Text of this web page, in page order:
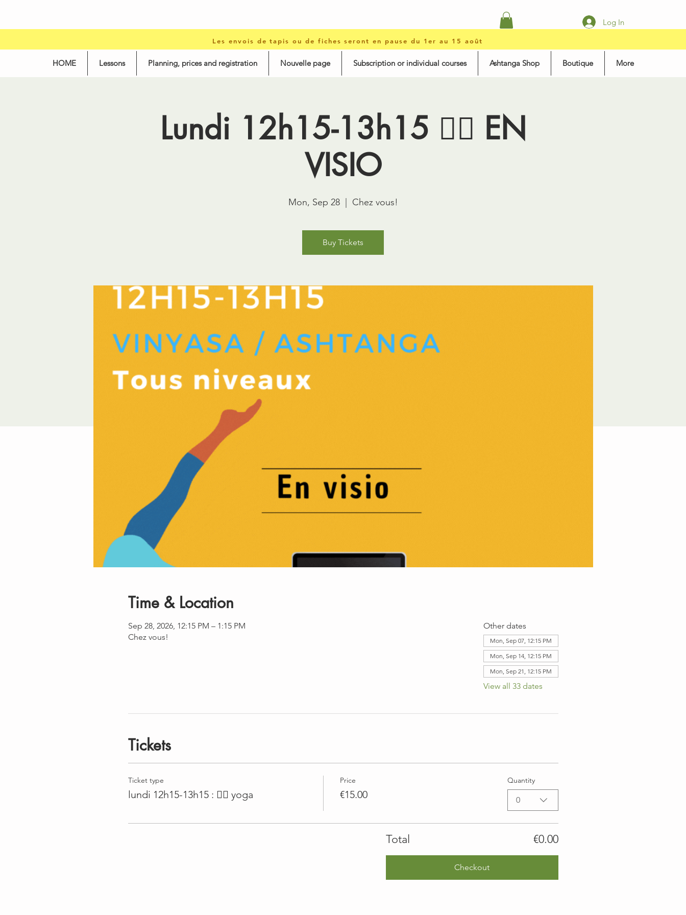
Log In
Les envois de tapis ou de fiches seront en pause du 1er au 15 août
HOME Lessons Planning, prices and registration Nouvelle page Subscription or individual courses Ashtanga Shop Boutique More
Lundi 12h15-13h15 🤸‍♀️ EN
VISIO
Mon, Sep 28
  |
Chez vous!
Buy Tickets
Time & Location
Sep 28, 2026, 12:15 PM – 1:15 PM
Chez vous!
Other dates
Mon, Sep 07, 12:15 PM
Mon, Sep 14, 12:15 PM
Mon, Sep 21, 12:15 PM
View all 33 dates
Tickets
Ticket type
lundi 12h15-13h15 : 🤸‍♀️ yoga
Price
€15.00
Quantity
0
Total €0.00
Checkout